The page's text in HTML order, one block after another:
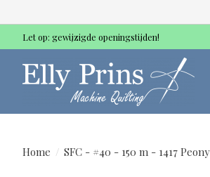
Let op: gewijzigde openingstijden!
Home / SFC - #40 - 150 m - 1417 Peony